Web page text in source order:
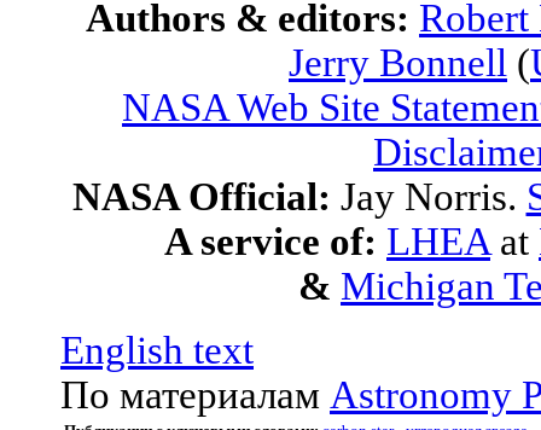
Authors & editors:
Jerry Bonnell (
NASA Web Site
NASA Official: Jay Norris.
A service of: LHEA at
& Michigan
English text
По материалам Astronomy